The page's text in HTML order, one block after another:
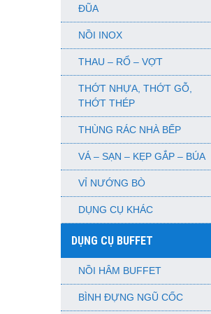
ĐŨA
NỒI INOX
THAU – RỔ – VỢT
THỚT NHỰA, THỚT GỖ,
THỚT THÉP
THÙNG RÁC NHÀ BẾP
VÁ – SẠN – KẸP GẮP – BÚA
VỈ NƯỚNG BÒ
DỤNG CỤ KHÁC
DỤNG CỤ BUFFET
NỒI HÂM BUFFET
BÌNH ĐỰNG NGŨ CỐC